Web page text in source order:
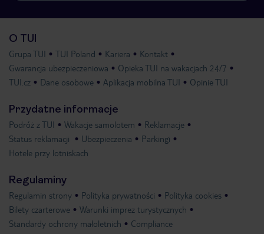
O TUI
Grupa TUI TUI Poland Kariera
Kontakt
Gwarancja ubezpieczeniowa
Opieka TUI na wakacjach 24/7
TUI.cz
Dane osobowe Aplikacja mobilna TUI Opinie TUI
Przydatne informacje
Podróż z TUI Wakacje samolotem
Reklamacje
Status reklamacji
Ubezpieczenia
Parkingi
Hotele przy lotniskach
Regulaminy
Regulamin strony Polityka prywatności
Polityka cookies
Bilety czarterowe
Warunki imprez turystycznych
Standardy ochrony małoletnich
Compliance